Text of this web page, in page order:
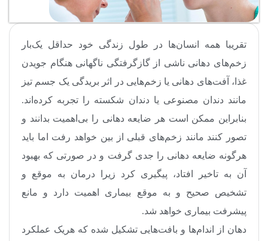
تقریبا همه انسان‌ها در طول زندگی خود حداقل یک‌بار
زخم‌های دهانی ناشی از گازگرفتگی ناگهانی هنگام جویدن
غذا، آفت‌های دهانی یا زخم‌هایی در اثر بریدگی یک جسم تیز
مانند دندان مصنوعی یا دندان شکسته را تجربه کرده‌اند.
بنابراین ممکن است هر ضایعه دهانی را بی‌اهمیت بدانند و
تصور کنند مانند زخم‌های قبلی از بین خواهد رفت اما باید
هرگونه ضایعه دهانی را جدی گرفت و در صورتی که بهبود
آن به تاخیر افتاد، پیگیری کرد زیرا درمان به موقع و
تشخیص صحیح و به موقع بیماری اهمیت دارد و مانع
پیشرفت بیماری‌ خواهد شد.
دهان از اندام‌ها و بافت‌هایی تشکیل شده که هریک عملکرد